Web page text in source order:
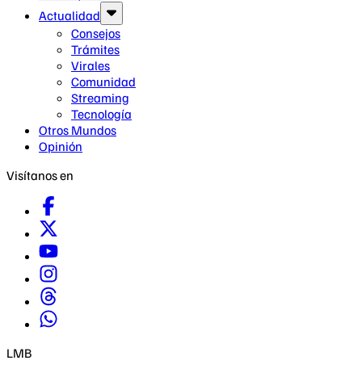
Actualidad
Consejos
Trámites
Virales
Comunidad
Streaming
Tecnología
Otros Mundos
Opinión
Visítanos en
LMB